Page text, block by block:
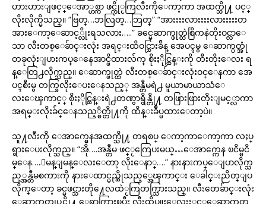
ဟားဟားျဖင့္ေအာ္ဟစ္ကာ ဖင္ကိုႂကြလီးကိုေကာ့ကာ အထက္သို႔ ပင့္
လိုးလိုက္မိသည္။ “ဗြတ္…ဘလြတ္…ဘြတ္” “အားးးးလားးးးလားးးးးတ
အားေကာ့ေဆာင့္လိုးရသလား…..” ခင္မေဆာက္ဖုတ္ထဲစြိကနဲတိုးဝင္လာေ
သာ လီးတစ္ေခ်ာင္းလုံး အရင္းထိဝင္သြားခ်ိန္ အေပၚမွ ေဆာက္ပတ္အုံ
တခုလုံးျပားကပ္ေနေအာင္ဖိထားလ်က္ စိုးႏိုင္ထြန္းကို တီးတိုးေလး ရ
န္ေတြ႕လိုက္သည္။ ေဆာက္ဖုတ္ထဲ လီးတစ္ေခ်ာင္းလုံးဝင္ေနကာ အေ
ပၚစီးမွ တက္ခြလိုးေပးေနသည့္ အန္တီမရဲ႕ မူယာမာယာသံေ
လးေၾကာင့္ စိုးႏိုင္ထြန္းရဲ႕တဏွာရွိန္တို႔ တဖြားဖြားတိုးျမင့္လာကာ
အရမ္းလိုးခ်င္ေနသည့္စိတ္တို႔ကို ထိန္းခ်ဳပ္မထားေတာ့ပဲ။
သူ႔လီးကို ေအာက္မွေနအထက္သို႔ တရစပ္ ေကာ့ကာေကာ့ကာ လႈပ္
ရွားေပးလိုက္သည္။ “အို….အန္တီမ ဖင္ႂကြေပးမယ္…ေအာက္ကေန ၿငိမ္ၿငိ
မ္ေန….ျမန္ျမန္ေလးေတာ့ လိုးေနာ္….” နားနားကပ္ေျပာလိုက္သ
ည့္အန္တီမစကားကို နားေထာင္မည္ဆိုသည့္အေၾကာင္း ေခါင္းညိတ္ျပ
လိုက္ေတာ့ ခင္မဖင္သားတို႔ေလထဲႂကြတက္သြားသည္။ လီးတေခ်ာင္းလုံး
ေဆာက္ပတ္အျပင္သို႔ ေရာက္သြားၿပီး လီးထိပ္ဖူးေလးႏွင့္ေဆာက္ပတ္အ